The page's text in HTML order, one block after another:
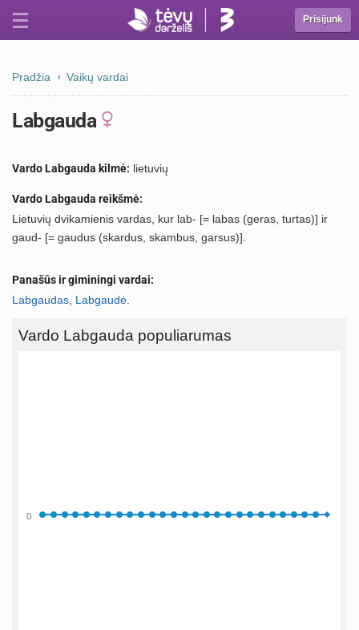
Prisijunk
Pradžia Vaikų vardai
Labgauda
Vardo Labgauda kilmė: lietuvių
Vardo Labgauda reikšmė:
Lietuvių dvikamienis vardas, kur lab- [= labas (geras, turtas)] ir
gaud- [= gaudus (skardus, skambus, garsus)].
Panašūs ir giminingi vardai:
Labgaudas Labgaudė
Vardo Labgauda populiarumas
0